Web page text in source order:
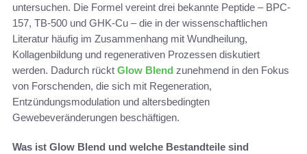
untersuchen. Die Formel vereint drei bekannte Peptide – BPC-
157, TB-500 und GHK-Cu – die in der wissenschaftlichen
Literatur häufig im Zusammenhang mit Wundheilung,
Kollagenbildung und regenerativen Prozessen diskutiert
werden. Dadurch rückt Glow Blend zunehmend in den Fokus
von Forschenden, die sich mit Regeneration,
Entzündungsmodulation und altersbedingten
Gewebeveränderungen beschäftigen.
Was ist Glow Blend und welche Bestandteile sind